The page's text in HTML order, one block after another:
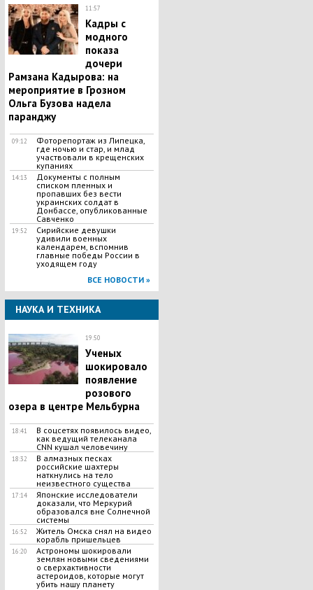
11:57
Кадры с
модного
показа
дочери
Рамзана Кадырова: на
мероприятие в Грозном
Ольга Бузова надела
паранджу
09:12
Фоторепортаж из Липецка,
где ночью и стар, и млад
участвовали в крещенских
купаниях
14:13
Документы с полным
списком пленных и
пропавших без вести
украинских солдат в
Донбассе, опубликованные
Савченко
19:52
Сирийские девушки
удивили военных
календарем, вспомнив
главные победы России в
уходящем году
ВСЕ НОВОСТИ »
НАУКА И ТЕХНИКА
19:50
Ученых
шокировало
появление
розового
озера в центре Мельбурна
18:41
В соцсетях появилось видео,
как ведущий телеканала
CNN кушал человечину
18:32
В алмазных песках
российские шахтеры
наткнулись на тело
неизвестного существа
17:14
Японские исследователи
доказали, что Меркурий
образовался вне Солнечной
системы
16:52
Житель Омска снял на видео
корабль пришельцев
16:20
Астрономы шокировали
землян новыми сведениями
о сверхактивности
астероидов, которые могут
убить нашу планету